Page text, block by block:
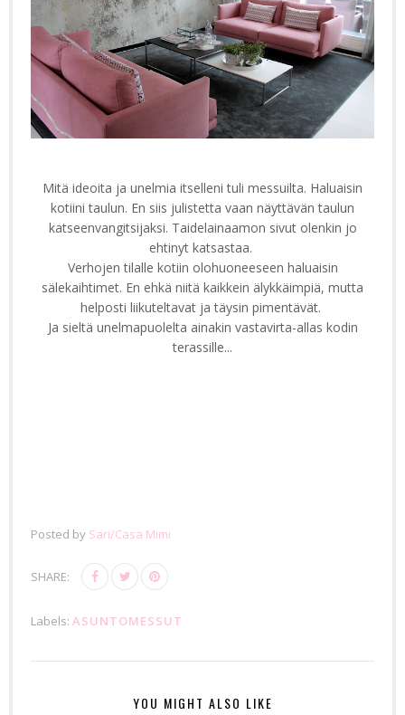
Mitä ideoita ja unelmia itselleni tuli messuilta. Haluaisin
kotiini taulun. En siis julistetta vaan näyttävän taulun
katseenvangitsijaksi. Taidelainaamon sivut olenkin jo
ehtinyt katsastaa.
Verhojen tilalle kotiin olohuoneeseen haluaisin
sälekaihtimet. En ehkä niitä kaikkein älykkäimpiä, mutta
helposti liikuteltavat ja täysin pimentävät.
Ja sieltä unelmapuolelta ainakin vastavirta-allas kodin
terassille...
Posted by Sari/Casa Mimi
SHARE:
Labels: ASUNTOMESSUT
YOU MIGHT ALSO LIKE